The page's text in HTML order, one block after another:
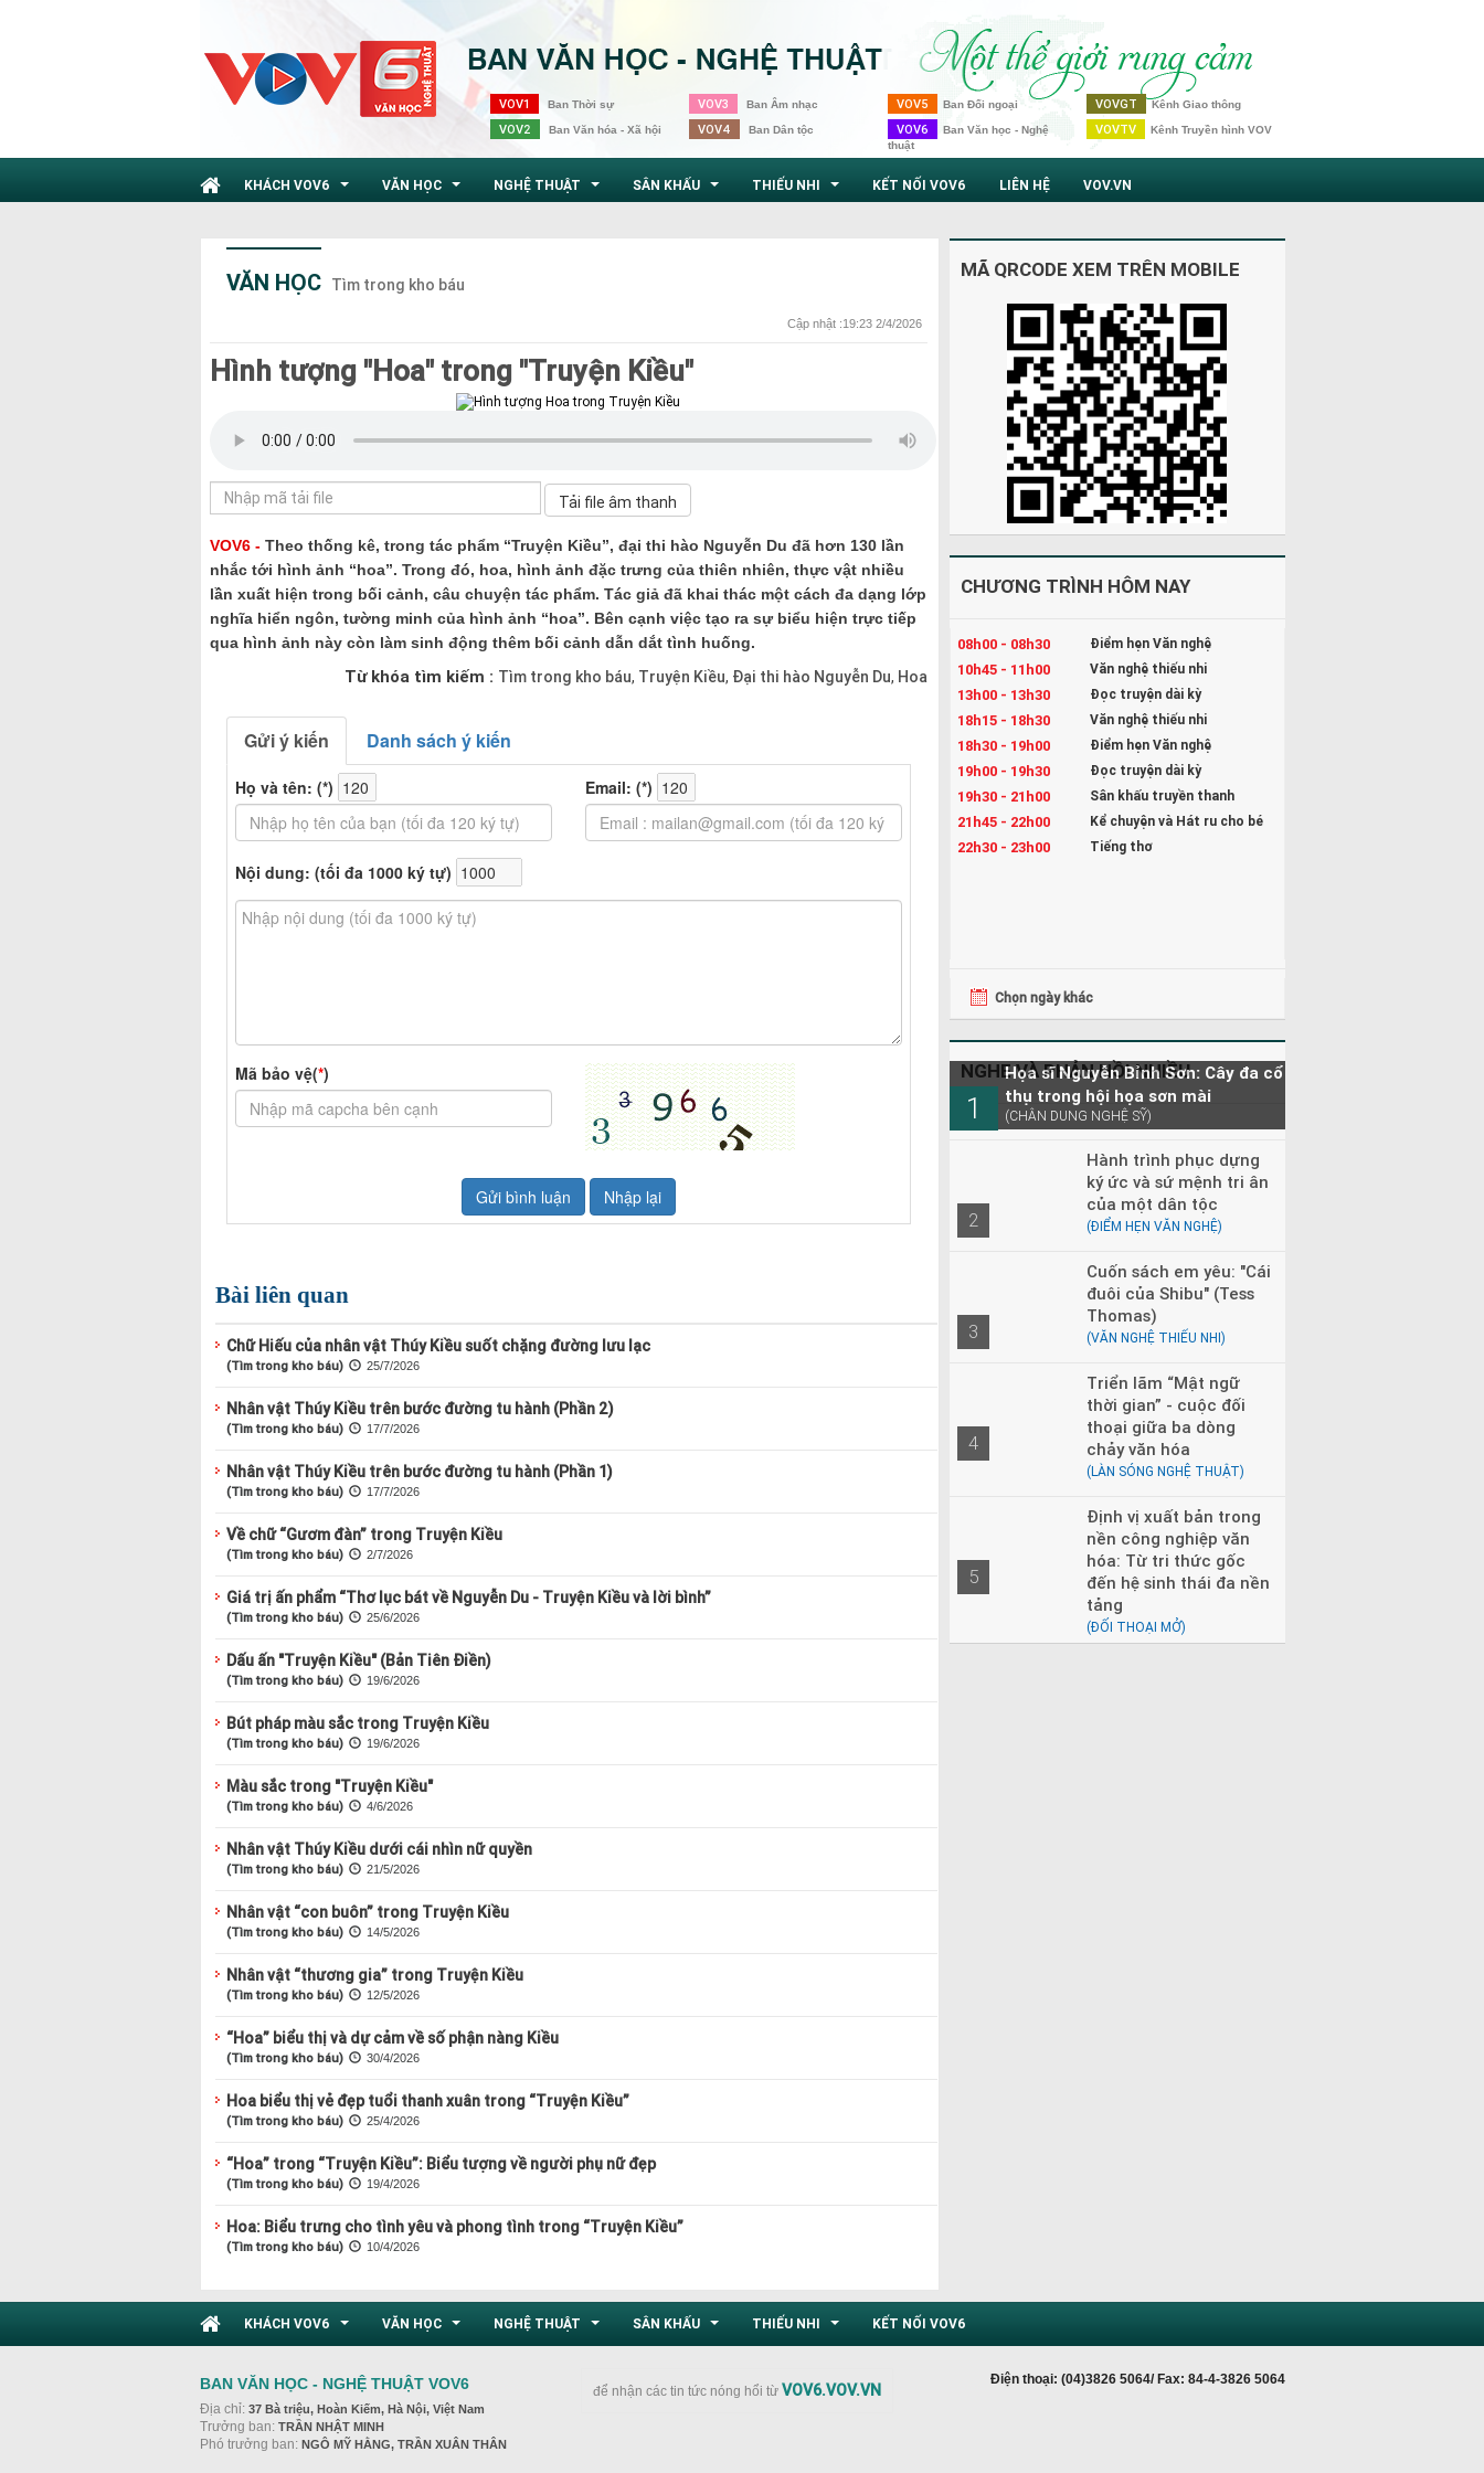
VOV1 Ban Thời sự
VOV2 Ban Văn hóa - Xã hội
VOV3 Ban Âm nhạc
VOV4 Ban Dân tộc
VOV5 Ban Đối ngoại
VOV6 Ban Văn học - Nghệ
thuật
VOVGT Kênh Giao thông
VOVTV Kênh Truyền hình VOV
KHÁCH VOV6 VĂN HỌC NGHỆ THUẬT SÂN KHẤU THIẾU NHI KẾT NỐI VOV6 LIÊN HỆ VOV.VN
VĂN HỌC Tìm trong kho báu
Cập nhật :19:23 2/4/2026
Hình tượng "Hoa" trong "Truyện Kiều"
VOV6 - Theo thống kê, trong tác phẩm “Truyện Kiều”, đại thi hào Nguyễn Du đã hơn 130 lần
nhắc tới hình ảnh “hoa”. Trong đó, hoa, hình ảnh đặc trưng của thiên nhiên, thực vật nhiều
lần xuất hiện trong bối cảnh, câu chuyện tác phẩm. Tác giả đã khai thác một cách đa dạng lớp
nghĩa hiển ngôn, tường minh của hình ảnh “hoa”. Bên cạnh việc tạo ra sự biểu hiện trực tiếp
qua hình ảnh này còn làm sinh động thêm bối cảnh dẫn dắt tình huống.
Từ khóa tìm kiếm : Tìm trong kho báu, Truyện Kiều, Đại thi hào Nguyễn Du, Hoa
Bài liên quan
Chữ Hiếu của nhân vật Thúy Kiều suốt chặng đường lưu lạc
(Tìm trong kho báu) 25/7/2026
Nhân vật Thúy Kiều trên bước đường tu hành (Phần 2)
(Tìm trong kho báu) 17/7/2026
Nhân vật Thúy Kiều trên bước đường tu hành (Phần 1)
(Tìm trong kho báu) 17/7/2026
Về chữ “Gươm đàn” trong Truyện Kiều
(Tìm trong kho báu) 2/7/2026
Giá trị ấn phẩm “Thơ lục bát về Nguyễn Du - Truyện Kiều và lời bình”
(Tìm trong kho báu) 25/6/2026
Dấu ấn "Truyện Kiều" (Bản Tiên Điền)
(Tìm trong kho báu) 19/6/2026
Bút pháp màu sắc trong Truyện Kiều
(Tìm trong kho báu) 19/6/2026
Màu sắc trong "Truyện Kiều"
(Tìm trong kho báu) 4/6/2026
Nhân vật Thúy Kiều dưới cái nhìn nữ quyền
(Tìm trong kho báu) 21/5/2026
Nhân vật “con buôn” trong Truyện Kiều
(Tìm trong kho báu) 14/5/2026
Nhân vật “thương gia” trong Truyện Kiều
(Tìm trong kho báu) 12/5/2026
“Hoa” biểu thị và dự cảm về số phận nàng Kiều
(Tìm trong kho báu) 30/4/2026
Hoa biểu thị vẻ đẹp tuổi thanh xuân trong “Truyện Kiều”
(Tìm trong kho báu) 25/4/2026
“Hoa” trong “Truyện Kiều”: Biểu tượng về người phụ nữ đẹp
(Tìm trong kho báu) 19/4/2026
Hoa: Biểu trưng cho tình yêu và phong tình trong “Truyện Kiều”
(Tìm trong kho báu) 10/4/2026
MÃ QRCODE XEM TRÊN MOBILE
CHƯƠNG TRÌNH HÔM NAY
08h00 - 08h30 Điểm hẹn Văn nghệ
10h45 - 11h00 Văn nghệ thiếu nhi
13h00 - 13h30 Đọc truyện dài kỳ
18h15 - 18h30 Văn nghệ thiếu nhi
18h30 - 19h00 Điểm hẹn Văn nghệ
19h00 - 19h30 Đọc truyện dài kỳ
19h30 - 21h00 Sân khấu truyền thanh
21h45 - 22h00 Kể chuyện và Hát ru cho bé
22h30 - 23h00 Tiếng thơ
Chọn ngày khác
NGHE VÀ PHẢN HỒI NHIỀU
1
Họa sĩ Nguyễn Bỉnh Sơn: Cây đa cổ
thụ trong hội họa sơn mài
(CHÂN DUNG NGHỆ SỸ)
2
Hành trình phục dựng
ký ức và sứ mệnh tri ân
của một dân tộc
(ĐIỂM HẸN VĂN NGHỆ)
3
Cuốn sách em yêu: "Cái
đuôi của Shibu" (Tess
Thomas)
(VĂN NGHỆ THIẾU NHI)
4
Triển lãm “Mật ngữ
thời gian” - cuộc đối
thoại giữa ba dòng
chảy văn hóa
(LÀN SÓNG NGHỆ THUẬT)
5
Định vị xuất bản trong
nền công nghiệp văn
hóa: Từ tri thức gốc
đến hệ sinh thái đa nền
tảng
(ĐỐI THOẠI MỞ)
KHÁCH VOV6 VĂN HỌC NGHỆ THUẬT SÂN KHẤU THIẾU NHI KẾT NỐI VOV6
BAN VĂN HỌC - NGHỆ THUẬT VOV6
Địa chỉ: 37 Bà triệu, Hoàn Kiếm, Hà Nội, Việt Nam
Trưởng ban: TRẦN NHẬT MINH
Phó trưởng ban: NGÔ MỸ HẰNG, TRẦN XUÂN THÂN
để nhận các tin tức nóng hổi từ VOV6.VOV.VN
Điện thoại: (04)3826 5064/ Fax: 84-4-3826 5064